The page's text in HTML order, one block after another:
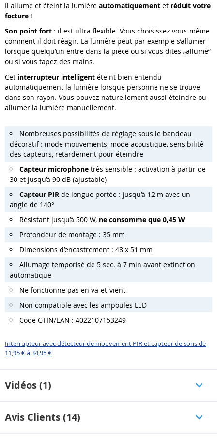
Il allume et éteint la lumière automatiquement et réduit votre
facture !
Son point fort : il est ultra flexible. Vous choisissez vous-même
comment il doit réagir. La lumière peut par exemple s’allumer
lorsque quelqu’un entre dans la pièce ou si vous dites „allumé“
ou si vous tapez des mains.
Cet interrupteur intelligent éteint bien entendu
automatiquement la lumière lorsque personne ne se trouve
dans son rayon. Vous pouvez naturellement aussi éteindre ou
allumer la lumière manuellement.
Nombreuses possibilités de réglage sous le bandeau
décoratif : mode mouvements, mode acoustique, sensibilité
des capteurs, retardement pour éteindre
Capteur microphone très sensible : activation à partir de
30 et jusqu’à 90 dB (ajustable)
Capteur PIR de longue portée : jusqu’à 12 m avec un
angle de 140°
Résistant jusqu’à 500 W, ne consomme que 0,45 W
Profondeur de montage : 35 mm
Dimensions d’encastrement : 48 x 51 mm
Allumage temporisé de 5 sec. à 7 min avant extinction
automatique
Ne fonctionne pas en va-et-vient
Non compatible avec les ampoules LED
Code GTIN/EAN : 4022107153249
Interrupteur avec détecteur de mouvement PIR et capteur de sons de
11,95 € à 34,95 €
Vidéos (1)
Avis Clients (14)